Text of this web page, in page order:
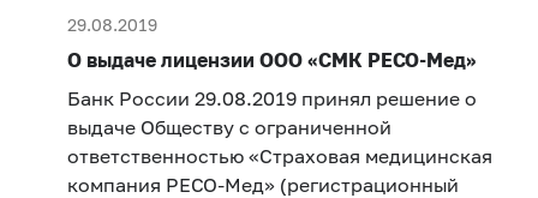
29.08.2019
О выдаче лицензии ООО «СМК РЕСО-Мед»
Банк России 29.08.2019 принял решение о
выдаче Обществу с ограниченной
ответственностью «Страховая медицинская
компания РЕСО-Мед» (регистрационный